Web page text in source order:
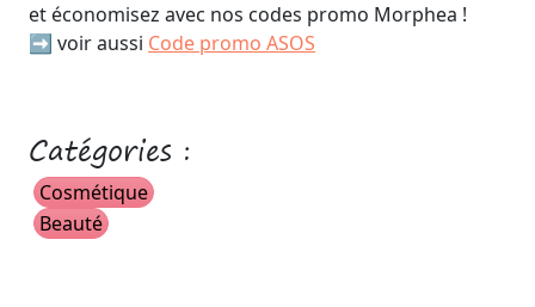
et économisez avec nos codes promo Morphea !
➡️ voir aussi Code promo ASOS
Catégories :
Cosmétique
Beauté